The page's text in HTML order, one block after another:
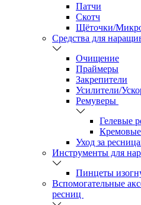
Патчи
Скотч
Щёточки/
Средства для
Очищение
Праймеры
Закрепители
Усилители/
Ремуверы
Гелевые
Уход за
Инструменты для
Пинцеты
Вспомогательные
ресниц